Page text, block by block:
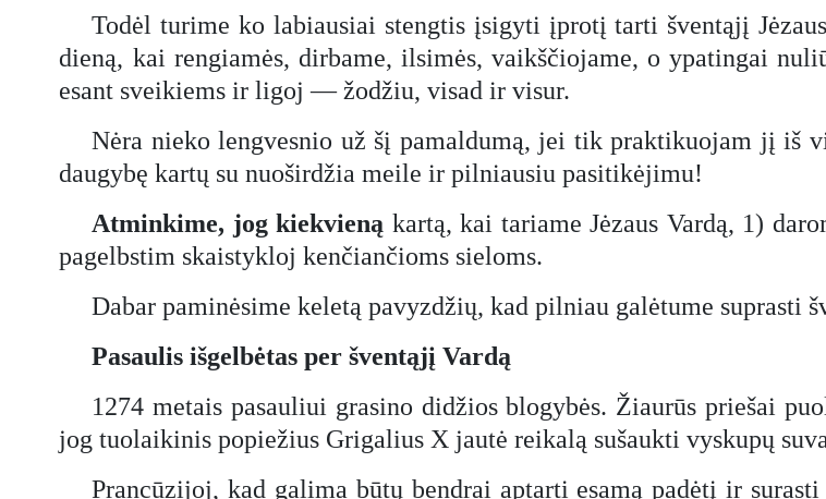
Todėl turime ko labiausiai stengtis įsigyti įprotį tarti šventąjį
dieną, kai rengiamės, dirbame, ilsimės, vaikščiojame, o ypatingai
esant sveikiems ir ligoj — žodžiu, visad ir visur.
Nėra nieko lengvesnio už šį pamaldumą, jei tik praktikuojam jį iš
daugybę kartų su nuoširdžia meile ir pilniausiu pasitikėjimu!
Atminkime, jog kiekvieną kartą, kai tariame Jėzaus Vardą, 1)
pagelbstim skaistykloj kenčiančioms sieloms.
Dabar paminėsime keletą pavyzdžių, kad pilniau galėtume suprasti
Pasaulis išgelbėtas per šventąjį Vardą
1274 metais pasauliui grasino didžios blogybės. Žiaurūs priešai
jog tuolaikinis popiežius Grigalius X jautė reikalą sušaukti vyskupų
Prancūzijoj, kad galima būtų bendrai aptarti esamą padėtį ir